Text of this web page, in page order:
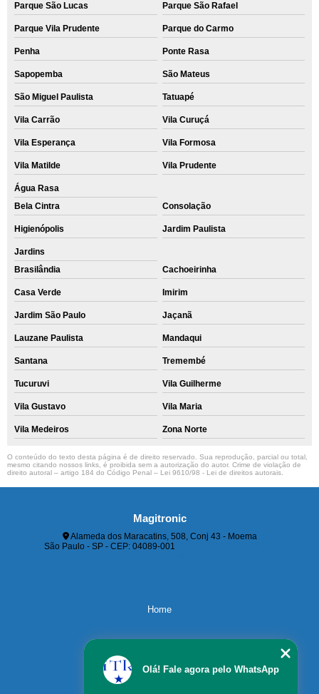
Parque São Lucas Parque São Rafael
Parque Vila Prudente Parque do Carmo
Penha Ponte Rasa
Sapopemba São Mateus
São Miguel Paulista Tatuapé
Vila Carrão Vila Curuçá
Vila Esperança Vila Formosa
Vila Matilde Vila Prudente
Água Rasa
Bela Cintra
Consolação
Higienópolis Jardim Paulista
Jardins
Brasilândia
Cachoeirinha
Casa Verde Imirim
Jardim São Paulo Jaçanã
Lauzane Paulista Mandaqui
Santana Tremembé
Tucuruvi Vila Guilherme
Vila Gustavo Vila Maria
Vila Medeiros Zona Norte
O conteúdo do texto desta página é de direito reservado. Sua reprodução, parcial ou total,
mesmo citando nossos links, é proibida sem a autorização do autor. Crime de violação de
direito autoral – artigo 184 do Código Penal – Lei 9610/98 - Lei de direitos autorais
Magitronic
Alameda dos Maracatins, 508, Conj 43 - Moema
São Paulo - SP - CEP: 04089-001
Home
Olá! Fale agora pelo WhatsApp